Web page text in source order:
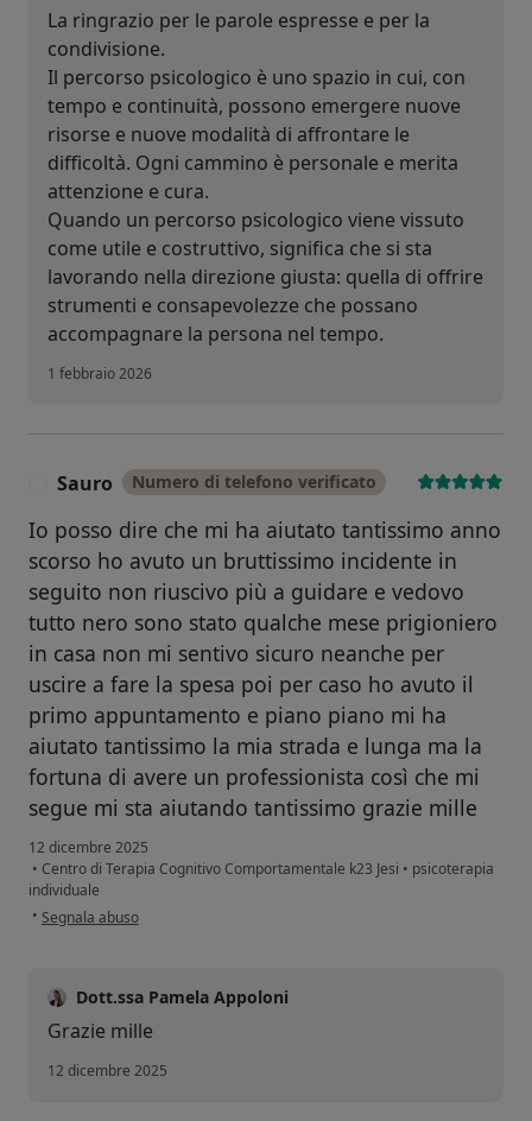
La ringrazio per le parole espresse e per la
condivisione.
Il percorso psicologico è uno spazio in cui, con
tempo e continuità, possono emergere nuove
risorse e nuove modalità di affrontare le
difficoltà. Ogni cammino è personale e merita
attenzione e cura.
Quando un percorso psicologico viene vissuto
come utile e costruttivo, significa che si sta
lavorando nella direzione giusta: quella di offrire
strumenti e consapevolezze che possano
accompagnare la persona nel tempo.
1 febbraio 2026
Sauro Numero di telefono verificato
Io posso dire che mi ha aiutato tantissimo anno
scorso ho avuto un bruttissimo incidente in
seguito non riuscivo più a guidare e vedovo
tutto nero sono stato qualche mese prigioniero
in casa non mi sentivo sicuro neanche per
uscire a fare la spesa poi per caso ho avuto il
primo appuntamento e piano piano mi ha
aiutato tantissimo la mia strada e lunga ma la
fortuna di avere un professionista così che mi
segue mi sta aiutando tantissimo grazie mille
12 dicembre 2025
• Centro di Terapia Cognitivo Comportamentale k23 Jesi • psicoterapia
individuale
• secondo l'opinione dell'utente Sauro
Segnala abuso
Dott.ssa Pamela Appoloni
Grazie mille
12 dicembre 2025